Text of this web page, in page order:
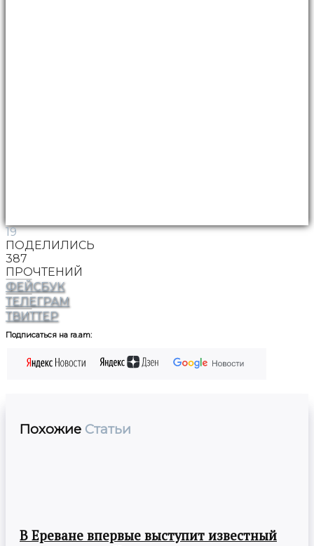
19
ПОДЕЛИЛИСЬ
387
ПРОЧТЕНИЙ
ФЕЙСБУК
ТЕЛЕГРАМ
ТВИТТЕР
Подписаться на ra.am:
Похожие Статьи
В Ереване впервые выступит известный